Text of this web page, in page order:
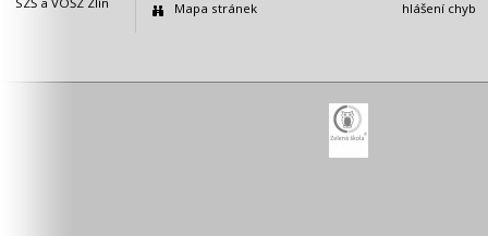
Mapa stránek
hlášení chyb